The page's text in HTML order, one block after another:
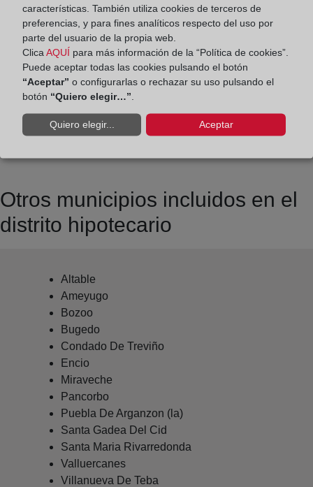
Datos de contacto:
(947) 33 21 90
mirandadeebro@registrodelapropiedad.org
Datos del Registrador:
Alba Erostarbe Fernández
Delegado de Protección de Datos:
Otros municipios incluidos en el
distrito hipotecario
Altable
Ameyugo
Bozoo
Bugedo
Condado De Treviño
Encio
Miraveche
Pancorbo
Puebla De Arganzon (la)
Santa Gadea Del Cid
Santa Maria Rivarredonda
Valluercanes
Villanueva De Teba
características. También utiliza cookies de terceros de
preferencias, y para fines analíticos respecto del uso por
parte del usuario de la propia web.
Clica AQUÍ para más información de la “Política de cookies”.
Puede aceptar todas las cookies pulsando el botón
“Aceptar” o configurarlas o rechazar su uso pulsando el
botón “Quiero elegir…”
Quiero elegir... Aceptar